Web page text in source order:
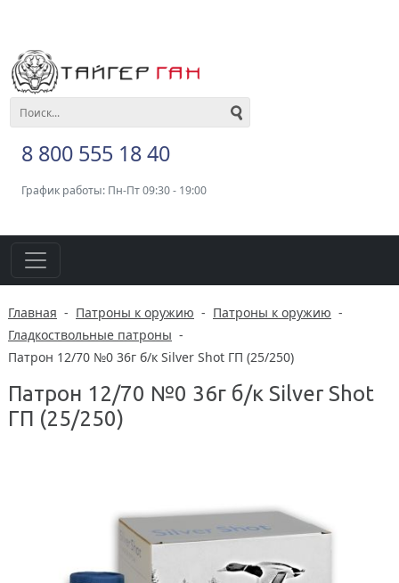
8 800 555 18 40
График работы: Пн-Пт 09:30 - 19:00
Главная - Патроны к оружию - Патроны к оружию -
Гладкоствольные патроны -
Патрон 12/70 №0 36г б/к Silver Shot ГП (25/250)
Патрон 12/70 №0 36г б/к Silver Shot
ГП (25/250)